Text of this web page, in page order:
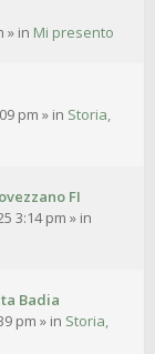
» in Mi presento
pm » in Storia,
FI
3:14 pm » in
Badia
pm » in Storia,